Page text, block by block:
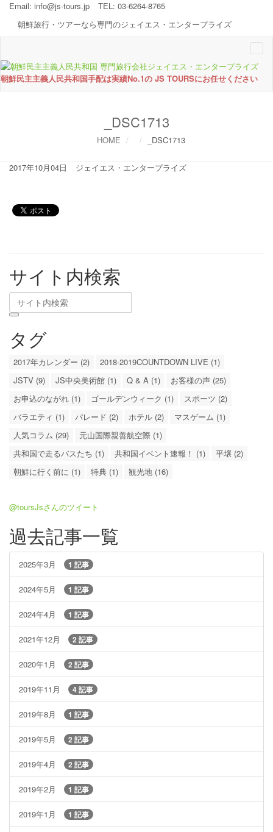
Email: info@js-tours.jp
TEL: 03-6264-8765
朝鮮旅行・ツアーなら専門のジェイエス・エンタープライズ
朝鮮民主主義人民共和国手配は実績No.1の JS TOURSにお任せください
_DSC1713
HOME _DSC1713
2017年10月04日 ジェイエス・エンタープライズ
サイト内検索
タグ
2017年カレンダー (2)
2018-2019COUNTDOWN LIVE (1)
JSTV (9)
JS中央美術館 (1) Q & A (1)
お客様の声 (25)
お申込のながれ (1)
ゴールデンウィーク (1)
スポーツ (2)
バラエティ (1)
パレード (2) ホテル (2)
マスゲーム (1)
人気コラム (29)
元山国際親善航空際 (1)
共和国で走るバスたち (1)
共和国イベント速報！ (1)
平壌 (2)
朝鮮に行く前に (1)
特典 (1) 観光地 (16)
@toursJsさんのツイート
過去記事一覧
2025年3月 1 記事
2024年5月 1 記事
2024年4月 1 記事
2021年12月 2 記事
2020年1月 2 記事
2019年11月 4 記事
2019年8月 1 記事
2019年5月 2 記事
2019年4月 2 記事
2019年2月 1 記事
2019年1月 1 記事